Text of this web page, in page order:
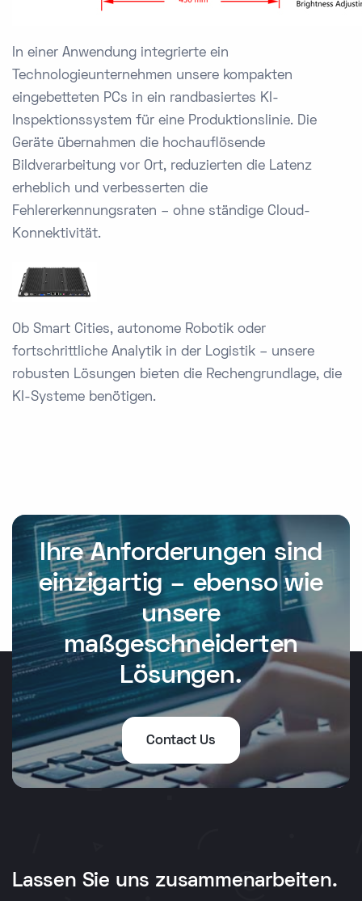
In einer Anwendung integrierte ein
Technologieunternehmen unsere kompakten
eingebetteten PCs in ein randbasiertes KI-
Inspektionssystem für eine Produktionslinie. Die
Geräte übernahmen die hochauflösende
Bildverarbeitung vor Ort, reduzierten die Latenz
erheblich und verbesserten die
Fehlererkennungsraten – ohne ständige Cloud-
Konnektivität.
Ob Smart Cities, autonome Robotik oder
fortschrittliche Analytik in der Logistik – unsere
robusten Lösungen bieten die Rechengrundlage, die
KI-Systeme benötigen.
Ihre Anforderungen sind
einzigartig – ebenso wie
unsere
maßgeschneiderten
Lösungen.
Contact Us
Lassen Sie uns zusammenarbeiten.